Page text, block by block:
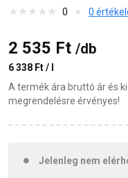
0
0
2 535 Ft /db
6 338 Ft / l
A termék ára bruttó ár és
megrendelésre érvényes!
Jelenleg nem